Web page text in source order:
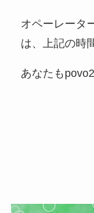
オペーレータ
は、上記の時
あなたも